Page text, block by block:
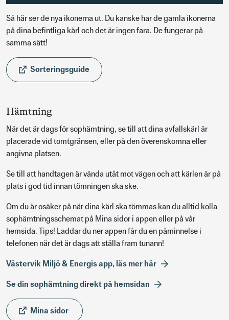
Så här ser de nya ikonerna ut. Du kanske har de gamla ikonerna
på dina befintliga kärl och det är ingen fara. De fungerar på
samma sätt!
Sorteringsguide
Hämtning
När det är dags för sophämtning, se till att dina avfallskärl är
placerade vid tomtgränsen, eller på den överenskomna eller
angivna platsen.
Se till att handtagen är vända utåt mot vägen och att kärlen är på
plats i god tid innan tömningen ska ske.
Om du är osäker på när dina kärl ska tömmas kan du alltid kolla
sophämtningsschemat på Mina sidor i appen eller på vår
hemsida. Tips! Laddar du ner appen får du en påminnelse i
telefonen när det är dags att ställa fram tunann!
Västervik Miljö & Energis app, läs mer här
Se din sophämtning direkt på hemsidan
Mina sidor